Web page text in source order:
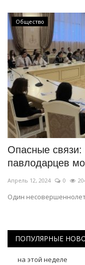
Общество
Опасные связи:
павлодарцев
Апрель 12, 2024 0
Один
ПОПУЛЯРНЫЕ
на этой неделе